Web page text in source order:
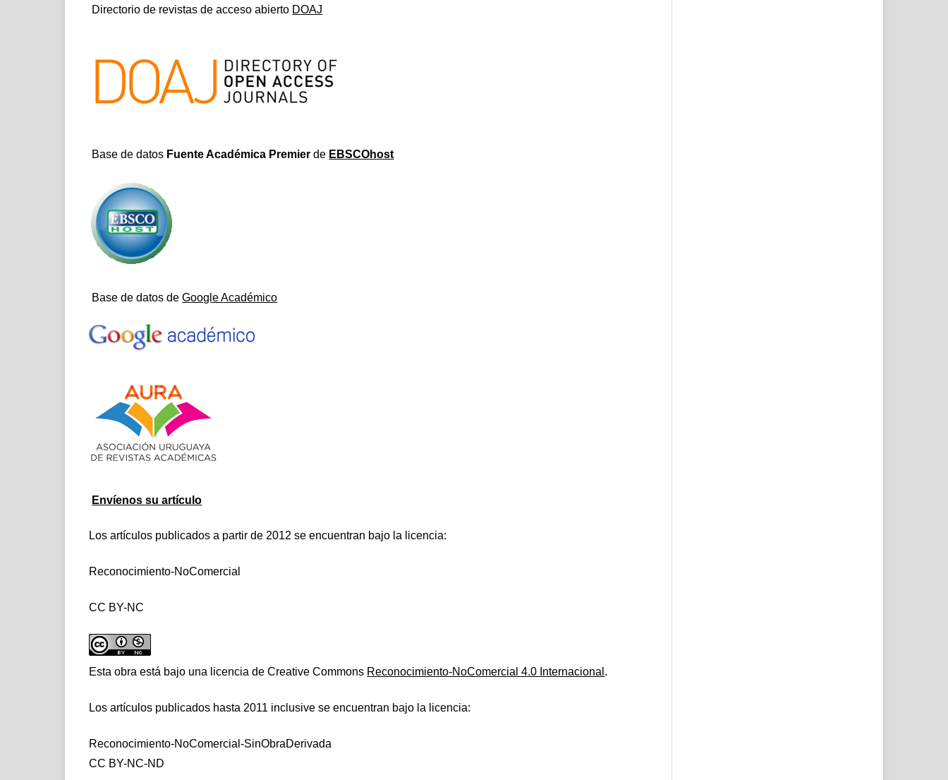
Directorio de revistas de acceso abierto DOAJ
Base de datos Fuente Académica Premierde EBSCOhost
Base de datos deGoogle Académico
Envíenos su artículo
Los artículos publicados a partir de 2012 se encuentran bajo la licencia:
Reconocimiento-NoComercial
CC BY-NC
Esta obra está bajo una licencia de Creative Commons Reconocimiento-NoComercial 4.0 Internacional .
Los artículos publicados hasta 2011 inclusive se encuentran bajo la licencia:
Reconocimiento-NoComercial-SinObraDerivada
CC BY-NC-ND